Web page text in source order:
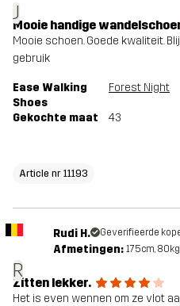
J
Mooie handige
Mooie schoen. Goede kwaliteit.
gebruik
Ease Walking
Shoes
Forest Night
Gekochte maat 43
Article nr 11193
R
Rudi H. Geverifieerde
Afmetingen: 175cm, 80kg
Zitten lekker.
Het is even wennen om ze vlot